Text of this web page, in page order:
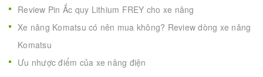
Review Pin Ắc quy Lithium FREY cho xe nâng
Xe nâng Komatsu có nên mua không? Review dòng xe nâng
Komatsu
Ưu nhược điểm của xe nâng điện